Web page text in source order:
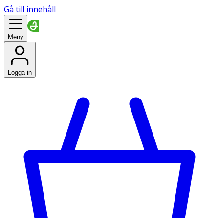
Gå till innehåll
Meny
Logga in